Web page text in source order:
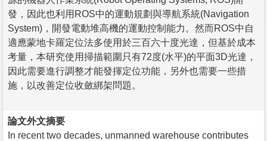
發，因此也利用ROS中的運動規劃與導航系統(Navigation
System)，開發電動堆高機的運動控制能力。然而ROS中自
適應蒙地卡羅定位法多使用於三百六十度光達，但基於成本
考量，本研究使用掃描範圍只有72度(水平)的平面3D光達，
因此需要進行調整才能發揮定位功能，另外也需要一些措
施，以改善定位收斂綁架問題。
論文外文摘要
In recent two decades, unmanned warehouse contributes